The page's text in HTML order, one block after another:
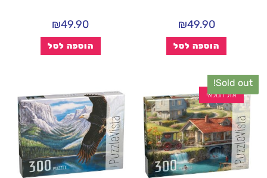
₪49.90
הוספה לסל
₪49.90
הוספה לסל
Sold out!
אזל המלאי